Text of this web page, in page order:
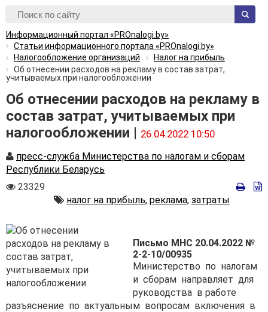
Информационный портал «PROnalogi.by»
Статьи информационного портала «PROnalogi.by»
Налогообложение организаций
Налог на прибыль
Об отнесении расходов на рекламу в состав затрат,
учитываемых при налогообложении
Об отнесении расходов на рекламу в
состав затрат, учитываемых при
налогообложении | 26.04.2022 10:50
Автор
пресс-служба Министерства по налогам и сборам
Республики Беларусь
Количество
просмотров
23329
Автор
налог на прибыль, реклама, затраты
Письмо МНС 20.04.2022 №
2-2-10/00935
Министерство по налогам
и сборам направляет для
руководства в работе
разъяснение по актуальным вопросам включения в